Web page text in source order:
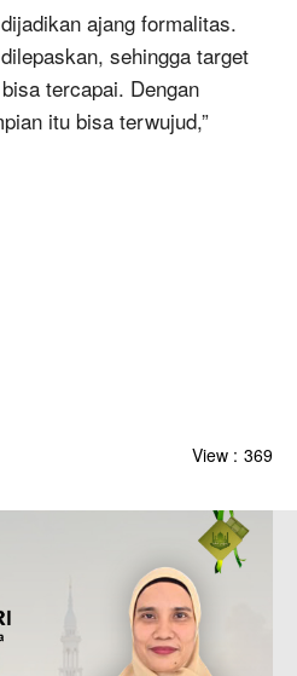
ajang formalitas.
sehingga target
tercapai. Dengan
itu bisa terwujud,”
View : 369